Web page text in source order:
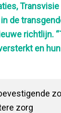
Transvisie
de
richtlijn.
en
zorg